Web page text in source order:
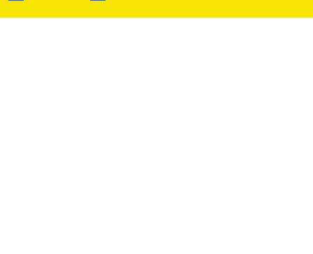
ПОДПИСАТЬСЯ НА ТЕЛЕГРАМ